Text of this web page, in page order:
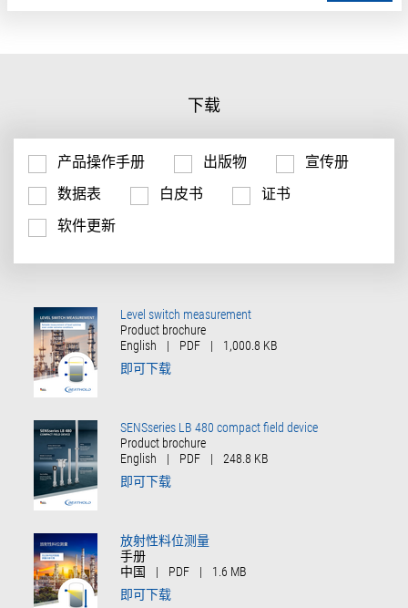
下载
产品操作手册 出版物
宣传册
数据表
白皮书
证书
软件更新
Level switch measurement
Product brochure
English
| PDF |
1,000.8 KB
即可下载
SENSseries LB 480 compact field device
Product brochure
English
| PDF |
248.8 KB
即可下载
放射性料位测量
手册
中国
| PDF |
1.6 MB
即可下载